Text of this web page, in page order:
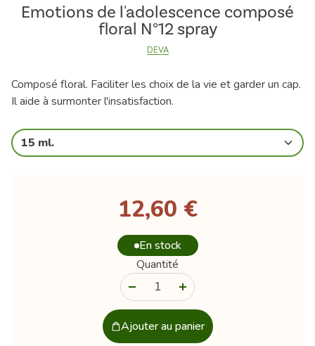
Emotions de l'adolescence composé
floral N°12 spray
DEVA
Composé floral. Faciliter les choix de la vie et garder un cap.
Il aide à surmonter l'insatisfaction.
15 ml.
12,60 €
En stock
Quantité
Ajouter au panier